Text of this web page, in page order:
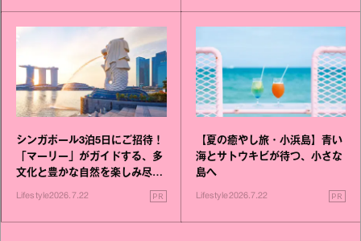
シンガポール3泊5日にご招待！
「マーリー」がガイドする、多
文化と豊かな自然を楽しみ尽く
Lifestyle2026.7.22 PR
【夏の癒やし旅・小浜島】青い
海とサトウキビが待つ、小さな
島へ
Lifestyle2026.7.22 PR